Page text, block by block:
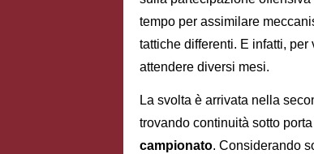
tempo per assimilare
tattiche differenti. E infatti, per
attendere diversi mesi.
La svolta è arrivata nella
trovando continuità sotto
campionato. Considerando